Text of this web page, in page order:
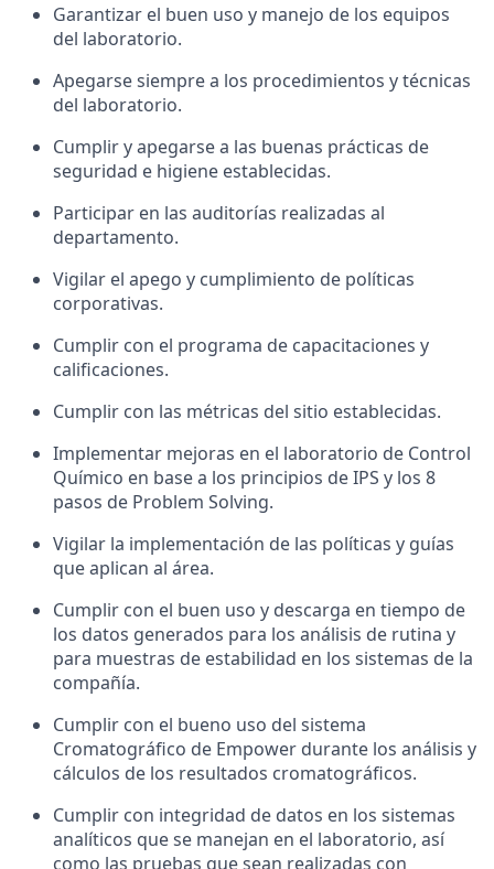
Garantizar el buen uso y manejo de los equipos
del laboratorio.
Apegarse siempre a los procedimientos y técnicas
del laboratorio.
Cumplir y apegarse a las buenas prácticas de
seguridad e higiene establecidas.
Participar en las auditorías realizadas al
departamento.
Vigilar el apego y cumplimiento de políticas
corporativas.
Cumplir con el programa de capacitaciones y
calificaciones.
Cumplir con las métricas del sitio establecidas.
Implementar mejoras en el laboratorio de Control
Químico en base a los principios de IPS y los 8
pasos de Problem Solving.
Vigilar la implementación de las políticas y guías
que aplican al área.
Cumplir con el buen uso y descarga en tiempo de
los datos generados para los análisis de rutina y
para muestras de estabilidad en los sistemas de la
compañía.
Cumplir con el bueno uso del sistema
Cromatográfico de Empower durante los análisis y
cálculos de los resultados cromatográficos.
Cumplir con integridad de datos en los sistemas
analíticos que se manejan en el laboratorio, así
como las pruebas que sean realizadas con